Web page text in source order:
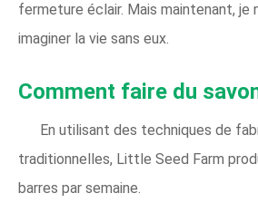
fermeture éclair. Mais maintenant, je
imaginer la vie sans eux.
Comment faire du
En utilisant des techniques de
traditionnelles, Little Seed Farm
barres par semaine.